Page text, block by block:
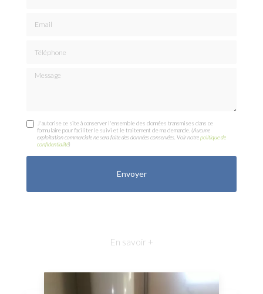
Message
J'autorise ce site à conserver l'ensemble des données transmises dans ce
formulaire pour faciliter le suivi et le traitement de ma demande.(Aucune
exploitation commerciale ne sera faite des données conservées. Voir notrepolitique de
confidentialité)
En savoir +